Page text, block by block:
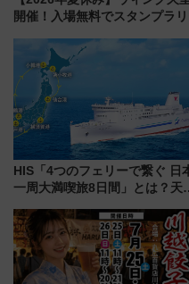
開催！入場無料でスタンプラ
HIS「4つのフェリーで繋ぐ 日
一周大満喫旅8日間」とは？天
の絶景＆限定グルメを網羅！煩
雑な手続きも不要でお手軽に楽
しめるプランが登場